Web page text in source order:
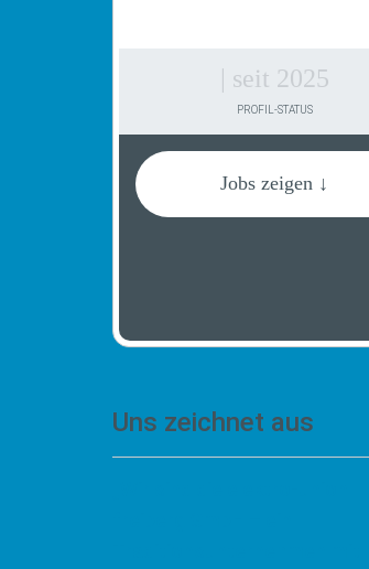
| seit 2025
PROFIL-STATUS
Jobs zeigen ↓
Uns zeichnet aus